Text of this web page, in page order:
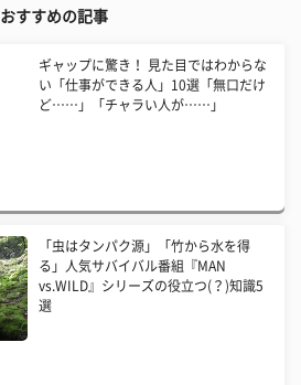
おすすめの記事
ギャップに驚き！ 見た目ではわからな
い「仕事ができる人」10選「無口だけ
ど……」「チャラい人が……」
「虫はタンパク源」「竹から水を得
る」人気サバイバル番組『MAN
vs.WILD』シリーズの役立つ(？)知識5
選